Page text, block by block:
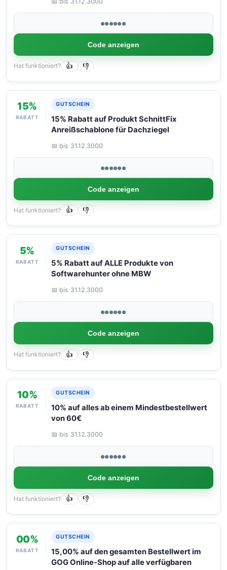
●●●●●●
Code anzeigen
Hat funktioniert? 👍 👎
15%
RABATT
GUTSCHEIN
15% Rabatt auf Produkt SchnittFix
Anreißschablone für Dachziegel
📅 bis 31.12.3000
●●●●●●
Code anzeigen
Hat funktioniert? 👍 👎
5%
RABATT
GUTSCHEIN
5% Rabatt auf ALLE Produkte von
Softwarehunter ohne MBW
📅 bis 31.12.3000
●●●●●●
Code anzeigen
Hat funktioniert? 👍 👎
10%
RABATT
GUTSCHEIN
10% auf alles ab einem Mindestbestellwert
von 60€
📅 bis 31.12.3000
●●●●●●
Code anzeigen
Hat funktioniert? 👍 👎
00%
RABATT
GUTSCHEIN
15,00% auf den gesamten Bestellwert im
GOG Online-Shop auf alle verfügbaren